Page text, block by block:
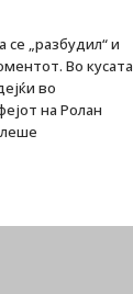
„разбудил“ и
Во кусата
во
на Ролан